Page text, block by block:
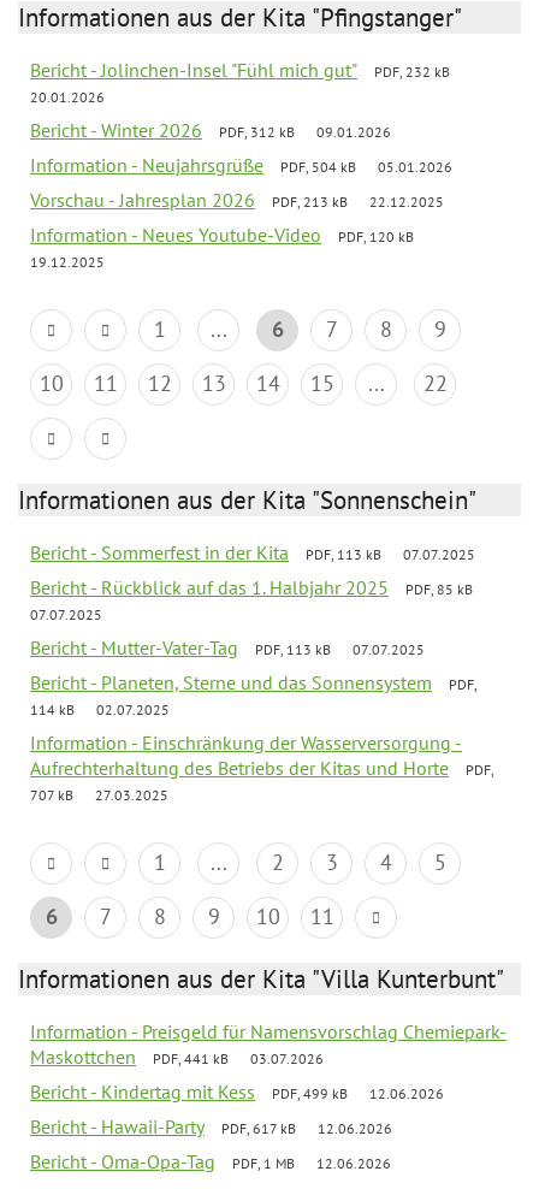
Informationen aus der Kita "Pfingstanger"
Bericht - Jolinchen-Insel "Fühl mich gut"
PDF, 232 kB
20.01.2026
Bericht - Winter 2026 PDF, 312 kB 09.01.2026
Information - Neujahrsgrüße PDF, 504 kB 05.01.2026
Vorschau - Jahresplan 2026 PDF, 213 kB 22.12.2025
Information - Neues Youtube-Video
PDF, 120 kB
19.12.2025
1 ... 6 7 8
9
10
11 12 13 14 15 ... 22
Informationen aus der Kita "Sonnenschein"
Bericht - Sommerfest in der Kita PDF, 113 kB 07.07.2025
Bericht - Rückblick auf das 1. Halbjahr 2025
PDF, 85 kB
07.07.2025
Bericht - Mutter-Vater-Tag PDF, 113 kB 07.07.2025
Bericht - Planeten, Sterne und das Sonnensystem
PDF,
114 kB
02.07.2025
Information - Einschränkung der Wasserversorgung -
Aufrechterhaltung des Betriebs der Kitas und Horte
PDF,
707 kB
27.03.2025
1 ... 2 3 4
5
6
7 8 9 10 11
Informationen aus der Kita "Villa Kunterbunt"
Information - Preisgeld für Namensvorschlag Chemiepark-
Maskottchen
PDF, 441 kB 03.07.2026
Bericht - Kindertag mit Kess PDF, 499 kB 12.06.2026
Bericht - Hawaii-Party PDF, 617 kB 12.06.2026
Bericht - Oma-Opa-Tag PDF, 1 MB 12.06.2026